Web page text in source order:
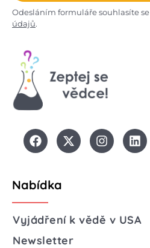
Odesláním formuláře souhlasíte se
údajů.
Nabídka
Vyjádření k vědě v USA
Newsletter